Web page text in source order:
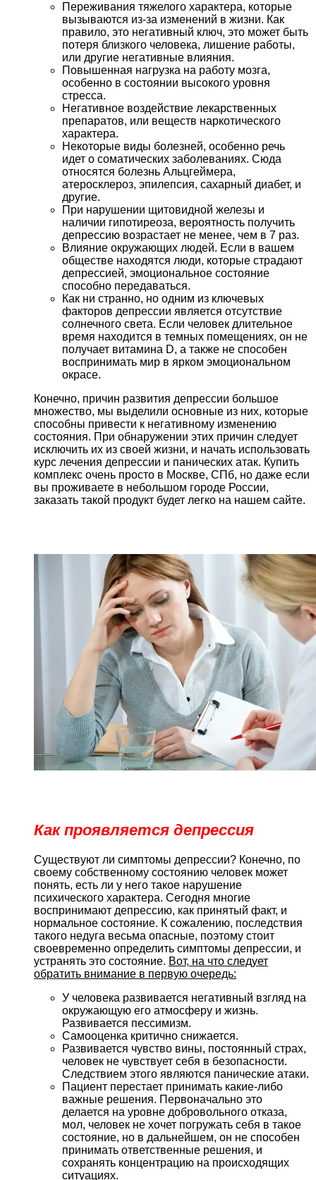
Переживания тяжелого характера, которые
вызываются из-за изменений в жизни. Как
правило, это негативный ключ, это может быть
потеря близкого человека, лишение работы,
или другие негативные влияния.
Повышенная нагрузка на работу мозга,
особенно в состоянии высокого уровня
стресса.
Негативное воздействие лекарственных
препаратов, или веществ наркотического
характера.
Некоторые виды болезней, особенно речь
идет о соматических заболеваниях. Сюда
относятся болезнь Альцгеймера,
атеросклероз, эпилепсия, сахарный диабет, и
другие.
При нарушении щитовидной железы и
наличии гипотиреоза, вероятность получить
депрессию возрастает не менее, чем в 7 раз.
Влияние окружающих людей. Если в вашем
обществе находятся люди, которые страдают
депрессией, эмоциональное состояние
способно передаваться.
Как ни странно, но одним из ключевых
факторов депрессии является отсутствие
солнечного света. Если человек длительное
время находится в темных помещениях, он не
получает витамина D, а также не способен
воспринимать мир в ярком эмоциональном
окрасе.
Конечно, причин развития депрессии большое
множество, мы выделили основные из них, которые
способны привести к негативному изменению
состояния. При обнаружении этих причин следует
исключить их из своей жизни, и начать использовать
курс лечения депрессии и панических атак. Купить
комплекс очень просто в Москве, СПб, но даже если
вы проживаете в небольшом городе России,
заказать такой продукт будет легко на нашем сайте.
Как проявляется депрессия
Существуют ли симптомы депрессии? Конечно, по
своему собственному состоянию человек может
понять, есть ли у него такое нарушение
психического характера. Сегодня многие
воспринимают депрессию, как принятый факт, и
нормальное состояние. К сожалению, последствия
такого недуга весьма опасные, поэтому стоит
своевременно определить симптомы депрессии, и
устранять это состояние. Вот, на что следует
обратить внимание в первую очередь:
У человека развивается негативный взгляд на
окружающую его атмосферу и жизнь.
Развивается пессимизм.
Самооценка критично снижается.
Развивается чувство вины, постоянный страх,
человек не чувствует себя в безопасности.
Следствием этого являются панические атаки.
Пациент перестает принимать какие-либо
важные решения. Первоначально это
делается на уровне добровольного отказа,
мол, человек не хочет погружать себя в такое
состояние, но в дальнейшем, он не способен
принимать ответственные решения, и
сохранять концентрацию на происходящих
ситуациях.